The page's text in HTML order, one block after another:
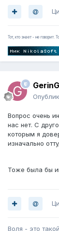
Тот, кто знает - не говорит.
GerinG
Вопрос очень
нас нет. С
которым я
изначально
Тоже была бы
Воля - это